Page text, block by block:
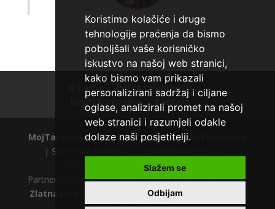
Koristimo kolačiće i druge
tehnologije praćenja da bismo
poboljšali vaše korisničko
iskustvo na našoj web stranici,
kako bismo vam prikazali
personalizirani sadržaj i ciljane
oglase, analizirali promet na našoj
web stranici i razumjeli odakle
dolaze naši posjetitelji.
Slažem se
Odbijam
VESNA / Kod 05
Tarot savjetnik je slobodan
numerologija, anđeoski i ljubavni tarot, visak, yi
ching, knjiga promjena mudrosti, rune, izrada runskih
amajlija
Broj tel: 064/600-600
tel:0,93€ - mob:1,12€ min
Polica privatnosti
Uvjeti korištenja
Kontakt
MojTarot.com© 2012. | Powered byMojTarot.com
| Sva Prava Pridržana | Maratela mreže d.o.o.,
Polica privatnosti
Partnerski portali:astrologijatarot.com|Tarot.hr|
ZlatnaZora.hr
AstrologijaTarot.com.hr